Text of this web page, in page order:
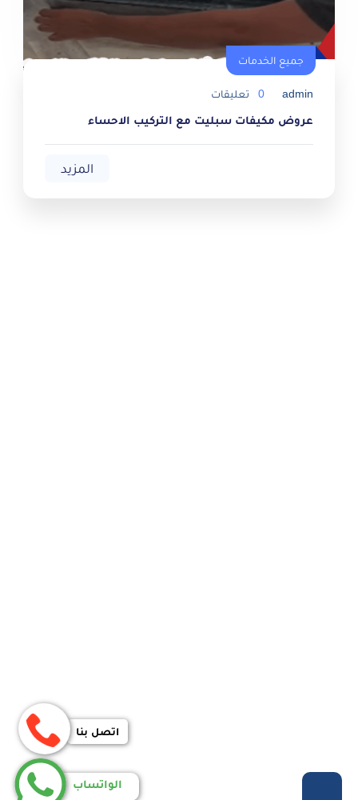
جميع الخدمات
admin
0 تعليقات
عروض مكيفات سبليت مع التركيب الاحساء
المزيد
اتصل بنا
الواتساب